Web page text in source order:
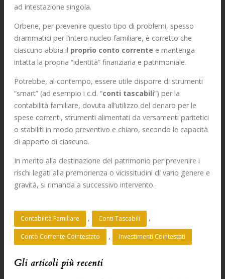
ad intestazione singola.
Orbene, per prevenire questo tipo di problemi, spesso
drammatici per l’intero nucleo familiare, è corretto che
ciascuno abbia il proprio conto corrente e mantenga
intatta la propria “identità” finanziaria e patrimoniale.
Potrebbe, al contempo, essere utile disporre di strumenti
“smart” (ad esempio i c.d. “conti tascabili”) per la
contabilità familiare, dovuta all’utilizzo del denaro per le
spese correnti, strumenti alimentati da versamenti paritetici
o stabiliti in modo preventivo e chiaro, secondo le capacità
di apporto di ciascuno.
In merito alla destinazione del patrimonio per prevenire i
rischi legati alla premorienza o vicissitudini di vario genere e
gravità, si rimanda a successivo intervento.
Contabilità Familiare , Conti Tascabili ,
Conto Corrente Cointestato , Investimenti Cointestati
Gli articoli più recenti